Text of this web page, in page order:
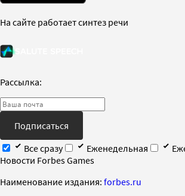
На сайте работает синтез речи
Рассылка:
Подписаться
Все сразу
Еженедельная
Новости Forbes Games
Наименование издания: forbes.ru